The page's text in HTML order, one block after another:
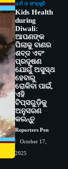
ଧର୍ମ ଓ ସଂସ୍କୃତି
Kids Health
during
Diwali:
ଆପଣଙ୍କ
ପିଲାକୁ ବାଣର
ଶବ୍ଦ ଏବଂ
ପ୍ରଦୂଷଣ
ଯୋଗୁଁ ଅସୁସ୍ଥ
ହେବାରୁ
ରୋକିବା ପାଇଁ,
ଏହି
ଟିପ୍ସଗୁଡ଼ିକୁ
ଅନୁସରଣ
କରନ୍ତୁ
Reporters Pen
October 17,
2025
ଓ
ସଦୃଶ